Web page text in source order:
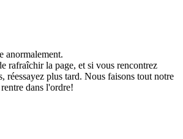
anormalement.
rafraîchir la page, et si vous rencontrez
réessayez plus tard. Nous faisons tout notre
dans l'ordre!